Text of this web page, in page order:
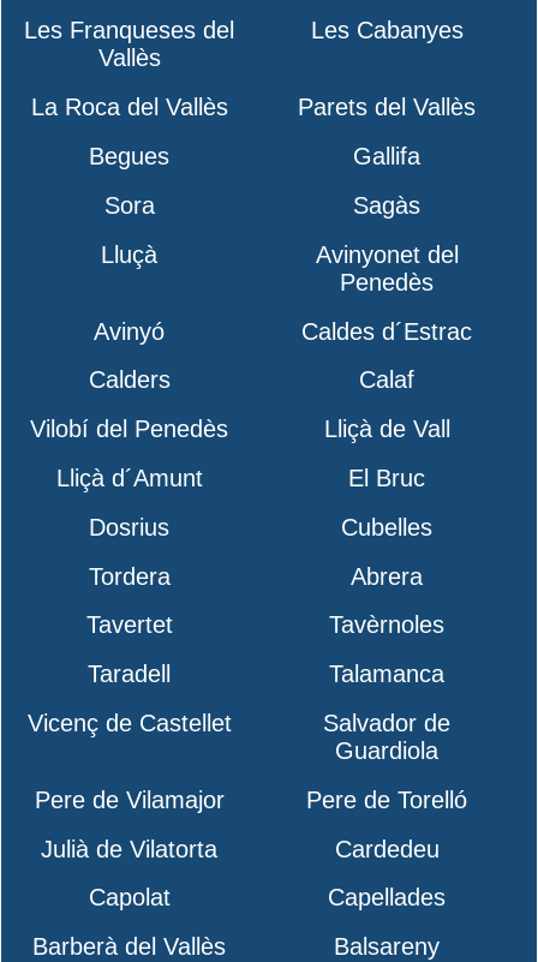
Les Franqueses del
Vallès
Les Cabanyes
La Roca del Vallès
Parets del Vallès
Begues
Gallifa
Sora
Sagàs
Lluçà
Avinyonet del
Penedès
Avinyó
Caldes d´Estrac
Calders
Calaf
Vilobí del Penedès
Lliçà de Vall
Lliçà d´Amunt
El Bruc
Dosrius
Cubelles
Tordera
Abrera
Tavertet
Tavèrnoles
Taradell
Talamanca
Vicenç de Castellet
Salvador de
Guardiola
Pere de Vilamajor
Pere de Torelló
Julià de Vilatorta
Cardedeu
Capolat
Capellades
Barberà del Vallès
Balsareny